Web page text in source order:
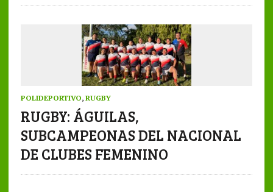
POLIDEPORTIVO, RUGBY
RUGBY: ÁGUILAS,
SUBCAMPEONAS DEL NACIONAL
DE CLUBES FEMENINO